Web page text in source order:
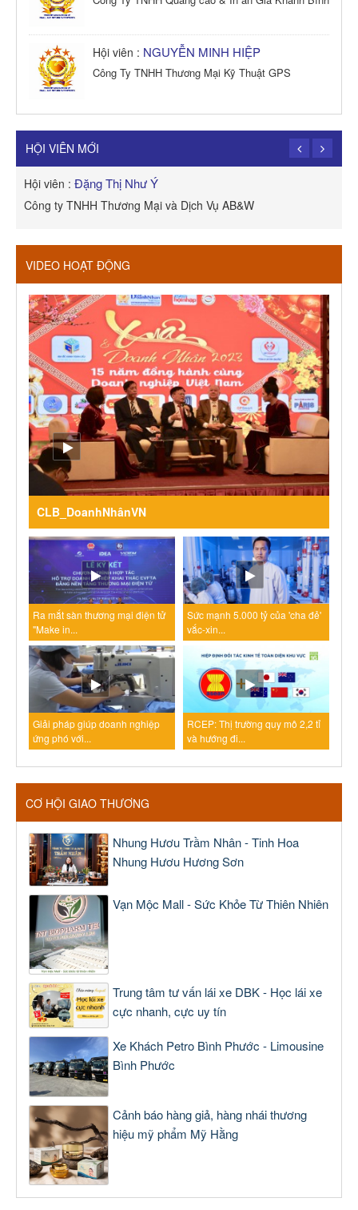
Hội viên : NGUYỄN MINH HIỆP
Công Ty TNHH Thương Mại Kỹ Thuật GPS
Công Ty TNHH Dịch vụ Cuộc Sống Hạnh Phúc
HỘI VIÊN MỚI
Hội viên : Ừng A Cóng
Công ty TNHH Thực Phẫm Sức Khỏe Quang Long
VIDEO HOẠT ĐỘNG
CLB_DoanhNhânVN
Ra mắt sàn thương mại điện tử
"Make in...
Sức mạnh 5.000 tỷ của 'cha đẻ'
vắc-xin...
Giải pháp giúp doanh nghiệp
ứng phó với...
RCEP: Thị trường quy mô 2,2 tỉ
và hướng đi...
CƠ HỘI GIAO THƯƠNG
Nhung Hươu Trầm Nhân - Tinh Hoa
Nhung Hươu Hương Sơn
Vạn Mộc Mall - Sức Khỏe Từ Thiên Nhiên
Trung tâm tư vấn lái xe DBK - Học lái xe
cực nhanh, cực uy tín
Xe Khách Petro Bình Phước - Limousine
Bình Phước
Cảnh báo hàng giả, hàng nhái thương
hiệu mỹ phẩm Mỹ Hằng